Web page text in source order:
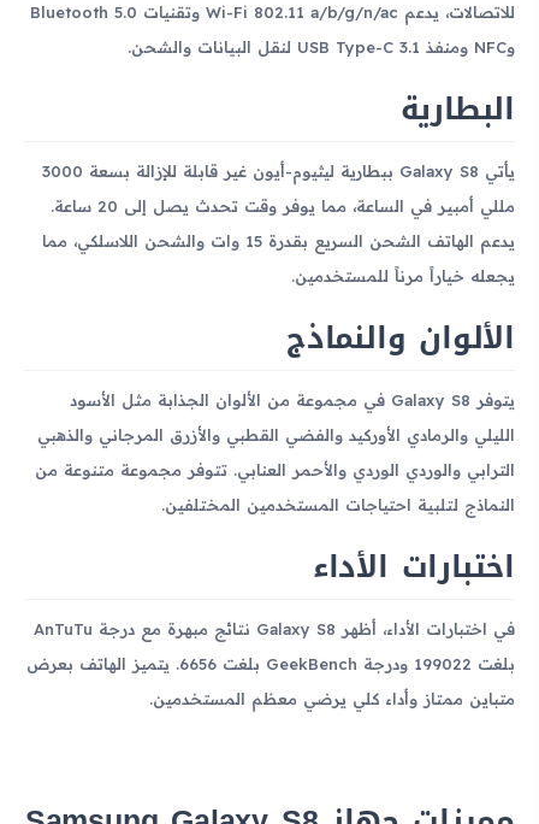
للاتصالات، يدعم Wi-Fi 802.11 a/b/g/n/ac وتقنيات Bluetooth 5.0
وNFC ومنفذ USB Type-C 3.1 لنقل البيانات والشحن.
البطارية
يأتي Galaxy S8 ببطارية ليثيوم-أيون غير قابلة للإزالة بسعة 3000
مللي أمبير في الساعة، مما يوفر وقت تحدث يصل إلى 20 ساعة.
يدعم الهاتف الشحن السريع بقدرة 15 وات والشحن اللاسلكي، مما
يجعله خياراً مرناً للمستخدمين.
الألوان والنماذج
يتوفر Galaxy S8 في مجموعة من الألوان الجذابة مثل الأسود
الليلي والرمادي الأوركيد والفضي القطبي والأزرق المرجاني والذهبي
الترابي والوردي الوردي والأحمر العنابي. تتوفر مجموعة متنوعة من
النماذج لتلبية احتياجات المستخدمين المختلفين.
اختبارات الأداء
في اختبارات الأداء، أظهر Galaxy S8 نتائج مبهرة مع درجة AnTuTu
بلغت 199022 ودرجة GeekBench بلغت 6656. يتميز الهاتف بعرض
متباين ممتاز وأداء كلي يرضي معظم المستخدمين.